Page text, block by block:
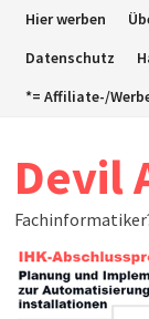
ZumHier werben
Datenschutz
*= Affiliate-/
Devil